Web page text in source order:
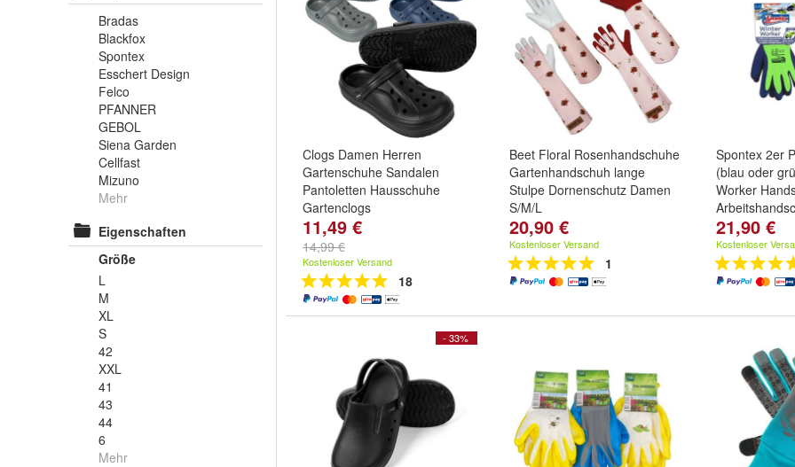
Bradas
Blackfox
Spontex
Esschert Design
Felco
PFANNER
GEBOL
Siena Garden
Cellfast
Mizuno
Mehr
Eigenschaften
Größe
L
M
XL
S
42
XXL
41
43
44
6
Mehr
Clogs Damen Herren
Gartenschuhe Sandalen
Pantoletten Hausschuhe
Gartenclogs
Farbe:Blau
Schwarz
11,49 €
14,99 €
Kostenloser Versand
18
Beet Floral Rosenhandschuhe
Gartenhandschuh lange
Stulpe Dornenschutz Damen
S/M/L
Rosenhandschuhe
Dornenschutz:Floral Weiß
undFloral Rot
20,90 €
Kostenloser Versand
1
Spontex 2er
(blau oder
Worker
21,90 €
Kostenloser
- 33%